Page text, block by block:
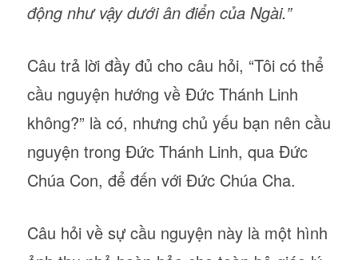
động như vậy dưới ân điển của Ngài.”
Câu trả lời đầy đủ cho câu hỏi, “Tôi có thể
cầu nguyện hướng về Đức Thánh Linh
không?” là có, nhưng chủ yếu bạn nên cầu
nguyện trong Đức Thánh Linh, qua Đức
Chúa Con, để đến với Đức Chúa Cha.
Câu hỏi về sự cầu nguyện này là một hình